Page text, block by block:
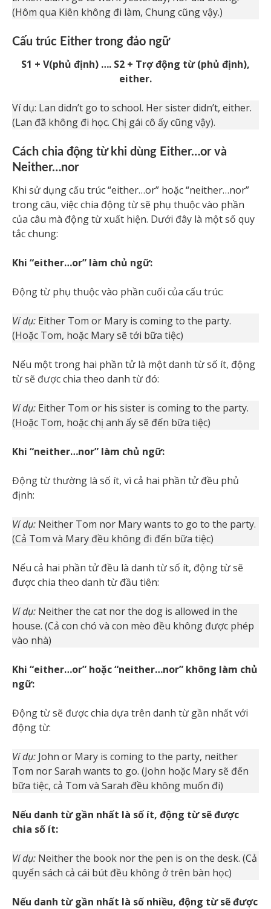
(Hôm qua Kiên không đi làm, Chung cũng vậy.)
Cấu trúc Either trong đảo ngữ
S1 + V(phủ định) …. S2 + Trợ động từ (phủ định),
either.
Ví dụ: Lan didn’t go to school. Her sister didn’t, either.
(Lan đã không đi học. Chị gái cô ấy cũng vậy).
Cách chia động từ khi dùng Either…or và
Neither…nor
Khi sử dụng cấu trúc “either…or” hoặc “neither…nor”
trong câu, việc chia động từ sẽ phụ thuộc vào phần
của câu mà động từ xuất hiện. Dưới đây là một số quy
tắc chung:
Khi “either…or” làm chủ ngữ:
Động từ phụ thuộc vào phần cuối của cấu trúc:
Ví dụ: Either Tom or Mary is coming to the party.
(Hoặc Tom, hoặc Mary sẽ tới bữa tiệc)
Nếu một trong hai phần tử là một danh từ số ít, động
từ sẽ được chia theo danh từ đó:
Ví dụ: Either Tom or his sister is coming to the party.
(Hoặc Tom, hoặc chị anh ấy sẽ đến bữa tiệc)
Khi “neither…nor” làm chủ ngữ:
Động từ thường là số ít, vì cả hai phần tử đều phủ
định:
Ví dụ: Neither Tom nor Mary wants to go to the party.
(Cả Tom và Mary đều không đi đến bữa tiệc)
Nếu cả hai phần tử đều là danh từ số ít, động từ sẽ
được chia theo danh từ đầu tiên:
Ví dụ: Neither the cat nor the dog is allowed in the
house. (Cả con chó và con mèo đều không được phép
vào nhà)
Khi “either…or” hoặc “neither…nor” không làm chủ
ngữ:
Động từ sẽ được chia dựa trên danh từ gần nhất với
động từ:
Ví dụ: John or Mary is coming to the party, neither
Tom nor Sarah wants to go. (John hoặc Mary sẽ đến
bữa tiệc, cả Tom và Sarah đều không muốn đi)
Nếu danh từ gần nhất là số ít, động từ sẽ được
chia số ít:
Ví dụ: Neither the book nor the pen is on the desk. (Cả
quyển sách cả cái bút đều không ở trên bàn học)
Nếu danh từ gần nhất là số nhiều, động từ sẽ được